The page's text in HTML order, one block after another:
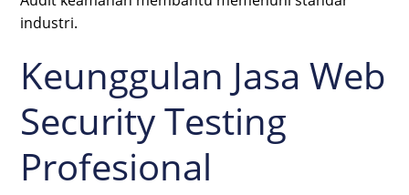
industri.
Keunggulan Jasa Web
Security Testing
Profesional